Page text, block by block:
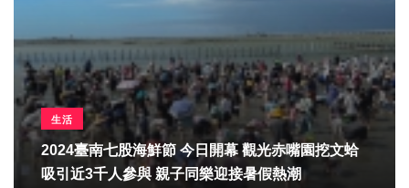
生活
2024臺南七股海鮮節 今日開幕 觀光赤嘴園挖文蛤
吸引近3千人參與 親子同樂迎接暑假熱潮